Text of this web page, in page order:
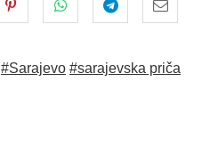
#Sarajevo #sarajevska priča